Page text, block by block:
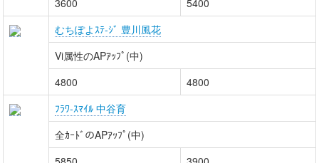
3600
5400
むちぽよｽﾃ-ｼﾞ 豊川風花
Vi属性のAPｱｯﾌﾟ(中)
4800
4800
ﾌﾗﾜ-ｽﾏｲﾙ 中谷育
全ｶｰﾄﾞのAPｱｯﾌﾟ(中)